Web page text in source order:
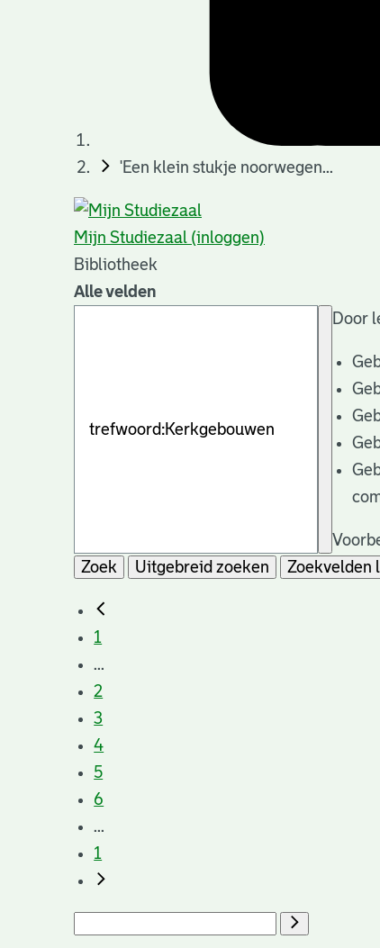
'Een klein stukje noorwegen...
Mijn Studiezaal (inloggen)
Bibliotheek
Alle velden
Door
Zoek
Uitgebreid zoeken Zoekvelden
1
...
2
3
4
5
6
...
1